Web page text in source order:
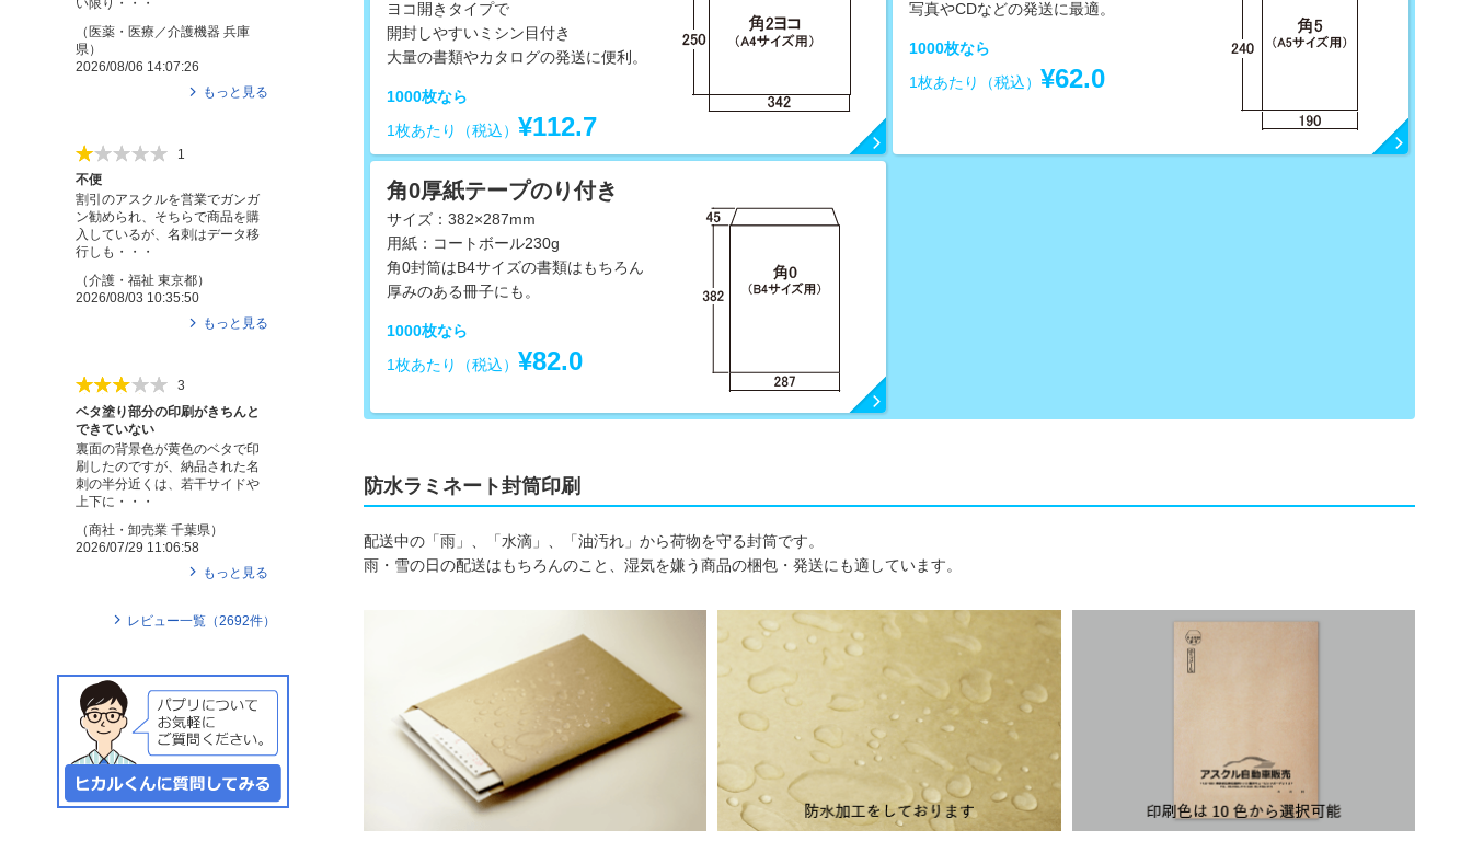
ヨコ開きタイプで
開封しやすいミシン目付き
大量の書類やカタログの発送に便利。
1000枚なら
1枚あたり（税込） ¥112.7
写真やCDなどの発送に最適。
1000枚なら
1枚あたり（税込） ¥62.0
角0厚紙テープのり付き
サイズ：382×287mm
用紙：コートボール230g
角0封筒はB4サイズの書類はもちろん
厚みのある冊子にも。
1000枚なら
1枚あたり（税込） ¥82.0
防水ラミネート封筒印刷
配送中の「雨」、「水滴」、「油汚れ」から荷物を守る封筒です。
雨・雪の日の配送はもちろんのこと、湿気を嫌う商品の梱包・発送にも適しています。
（医薬・医療／介護機器 兵庫
県 ）
2026/08/06 14:07:26
もっと見る
1
不便
割引のアスクルを営業でガンガ
ン勧められ、そちらで商品を購
入しているが、名刺はデータ移
行しも・・・
（介護・福祉 東京都）
2026/08/03 10:35:50
もっと見る
3
ベタ塗り部分の印刷がきちんと
できていない
裏面の背景色が黄色のベタで印
刷したのですが、納品された名
刺の半分近くは、若干サイドや
上下に・・・
（商社・卸売業 千葉県 ）
2026/07/29 11:06:58
もっと見る
レビュー一覧（2692件）